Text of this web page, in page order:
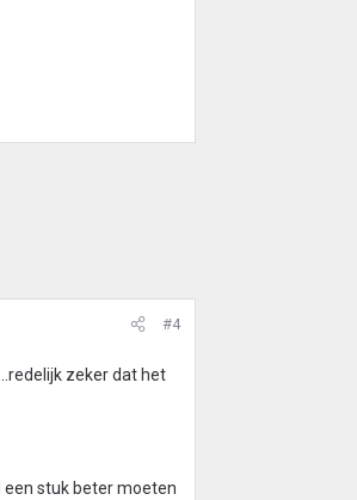
#4
zeker dat het
een stuk beter moeten